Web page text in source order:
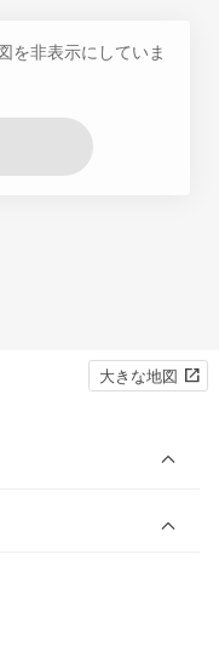
を非表示にしていま
大きな地図